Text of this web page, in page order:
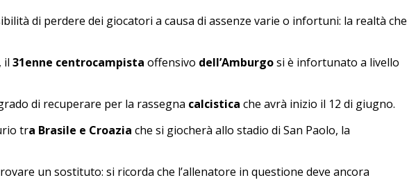
di perdere dei giocatori a causa di assenze varie o infortuni: la realtà che
il 31enne centrocampista offensivo dell’Amburgosi è infortunato a livello
di recuperare per la rassegna calcistica che avrà inizio il 12 di giugno.
tra Brasile e Croazia che si giocherà allo stadio di San Paolo, la
un sostituto: si ricorda che l’allenatore in questione deve ancora